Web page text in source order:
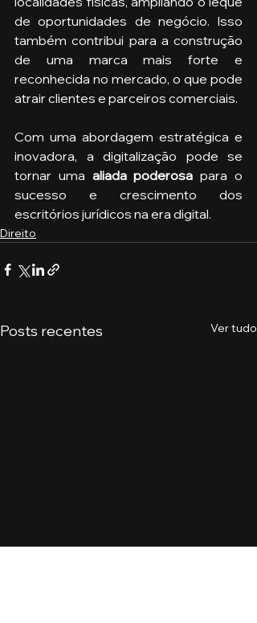
de oportunidades de negócio. Isso
também contribui para a construção
de uma marca mais forte e
reconhecida no mercado, o que pode
atrair clientes e parceiros comerciais.
Com uma abordagem estratégica e
inovadora, a digitalização pode se
tornar uma aliada poderosa para o
sucesso e crescimento dos
escritórios jurídicos na era digital.
Direito
Posts recentes Ver tudo